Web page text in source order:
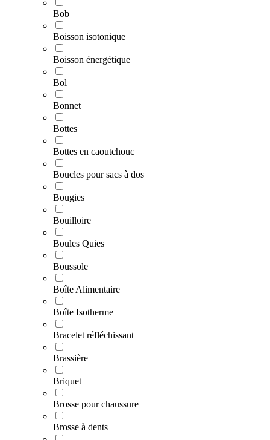
Bob
Boisson isotonique
Boisson énergétique
Bol
Bonnet
Bottes
Bottes en caoutchouc
Boucles pour sacs à dos
Bougies
Bouilloire
Boules Quies
Boussole
Boîte Alimentaire
Boîte Isotherme
Bracelet réfléchissant
Brassière
Briquet
Brosse pour chaussure
Brosse à dents